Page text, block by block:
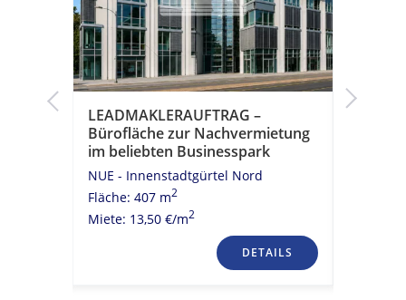
LEADMAKLERAUFTRAG –
Bürofläche zur Nachvermietung
im beliebten Businesspark
NUE - Innenstadtgürtel Nord
Fläche: 407 m2
Miete: 13,50 €/m2
DETAILS